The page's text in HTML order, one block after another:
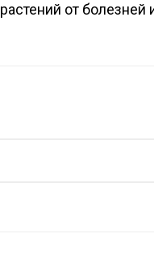
растений от болезней